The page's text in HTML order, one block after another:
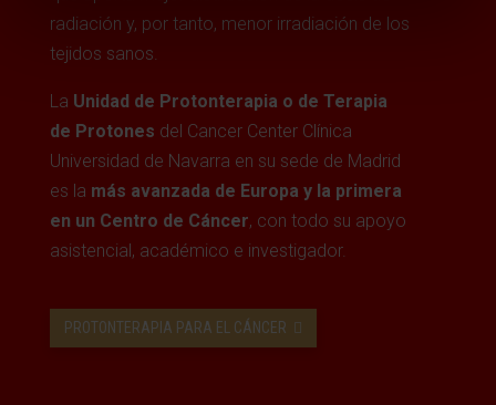
radiación y, por tanto, menor irradiación de los
tejidos sanos.
La Unidad de Protonterapia o de Terapia
de Protones del Cancer Center Clínica
Universidad de Navarra en su sede de Madrid
es la más avanzada de Europa y la primera
en un Centro de Cáncer, con todo su apoyo
asistencial, académico e investigador.
PROTONTERAPIA PARA EL CÁNCER